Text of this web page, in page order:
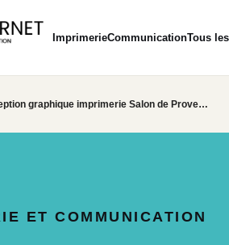
ImprimerieCommunicationTous
conception graphique imprimerie Salon de Provence
ET COMMUNICATION